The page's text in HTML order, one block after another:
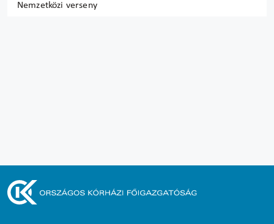
Nemzetközi verseny